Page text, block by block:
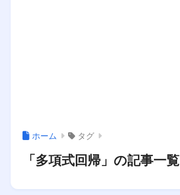
ホーム タグ
「多項式回帰」の記事一覧